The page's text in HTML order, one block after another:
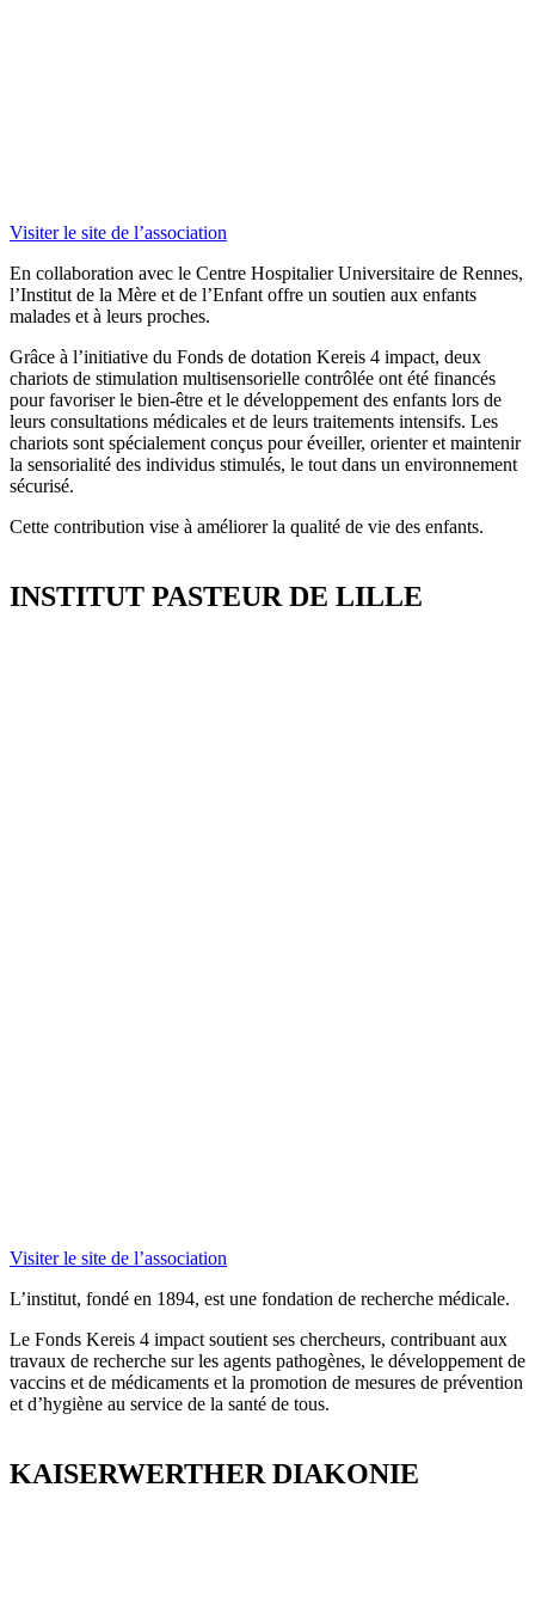
Visiter le site de l’association
En collaboration avec le Centre Hospitalier Universitaire de Rennes,
l’Institut de la Mère et de l’Enfant offre un soutien aux enfants
malades et à leurs proches.
Grâce à l’initiative du Fonds de dotation Kereis 4 impact, deux
chariots de stimulation multisensorielle contrôlée ont été financés
pour favoriser le bien-être et le développement des enfants lors de
leurs consultations médicales et de leurs traitements intensifs. Les
chariots sont spécialement conçus pour éveiller, orienter et maintenir
la sensorialité des individus stimulés, le tout dans un environnement
sécurisé.
Cette contribution vise à améliorer la qualité de vie des enfants.
INSTITUT PASTEUR DE LILLE
Visiter le site de l’association
L’institut, fondé en 1894, est une fondation de recherche médicale.
Le Fonds Kereis 4 impact soutient ses chercheurs, contribuant aux
travaux de recherche sur les agents pathogènes, le développement de
vaccins et de médicaments et la promotion de mesures de prévention
et d’hygiène au service de la santé de tous.
KAISERWERTHER DIAKONIE